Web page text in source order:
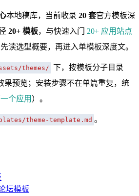
本地稿库，当前收录 20 套官方模板深
20+ 模板，与快速入门 20+ 应用站点
读选型概要，再进入单模板深度文。
themes/
下，按模板分子目录
果预览；安装步骤不在单篇重复，统
个应用 ）。
theme-template.md 。
坛模板